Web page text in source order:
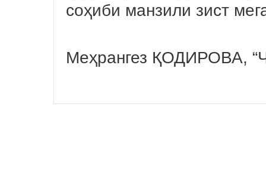
соҳиби манзили зист
Меҳрангез ҚОДИРОВА,